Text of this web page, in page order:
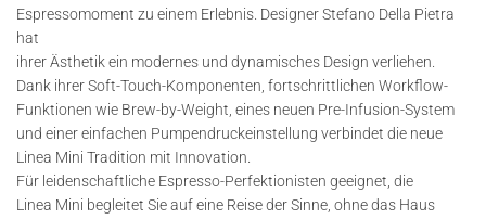
Espressomoment zu einem Erlebnis. Designer Stefano Della Pietra
hat
ihrer Ästhetik ein modernes und dynamisches Design verliehen.
Dank ihrer Soft-Touch-Komponenten, fortschrittlichen Workflow-
Funktionen wie Brew-by-Weight, eines neuen Pre-Infusion-System
und einer einfachen Pumpendruckeinstellung verbindet die neue
Linea Mini Tradition mit Innovation.
Für leidenschaftliche Espresso-Perfektionisten geeignet, die
Linea Mini begleitet Sie auf eine Reise der Sinne, ohne das Haus